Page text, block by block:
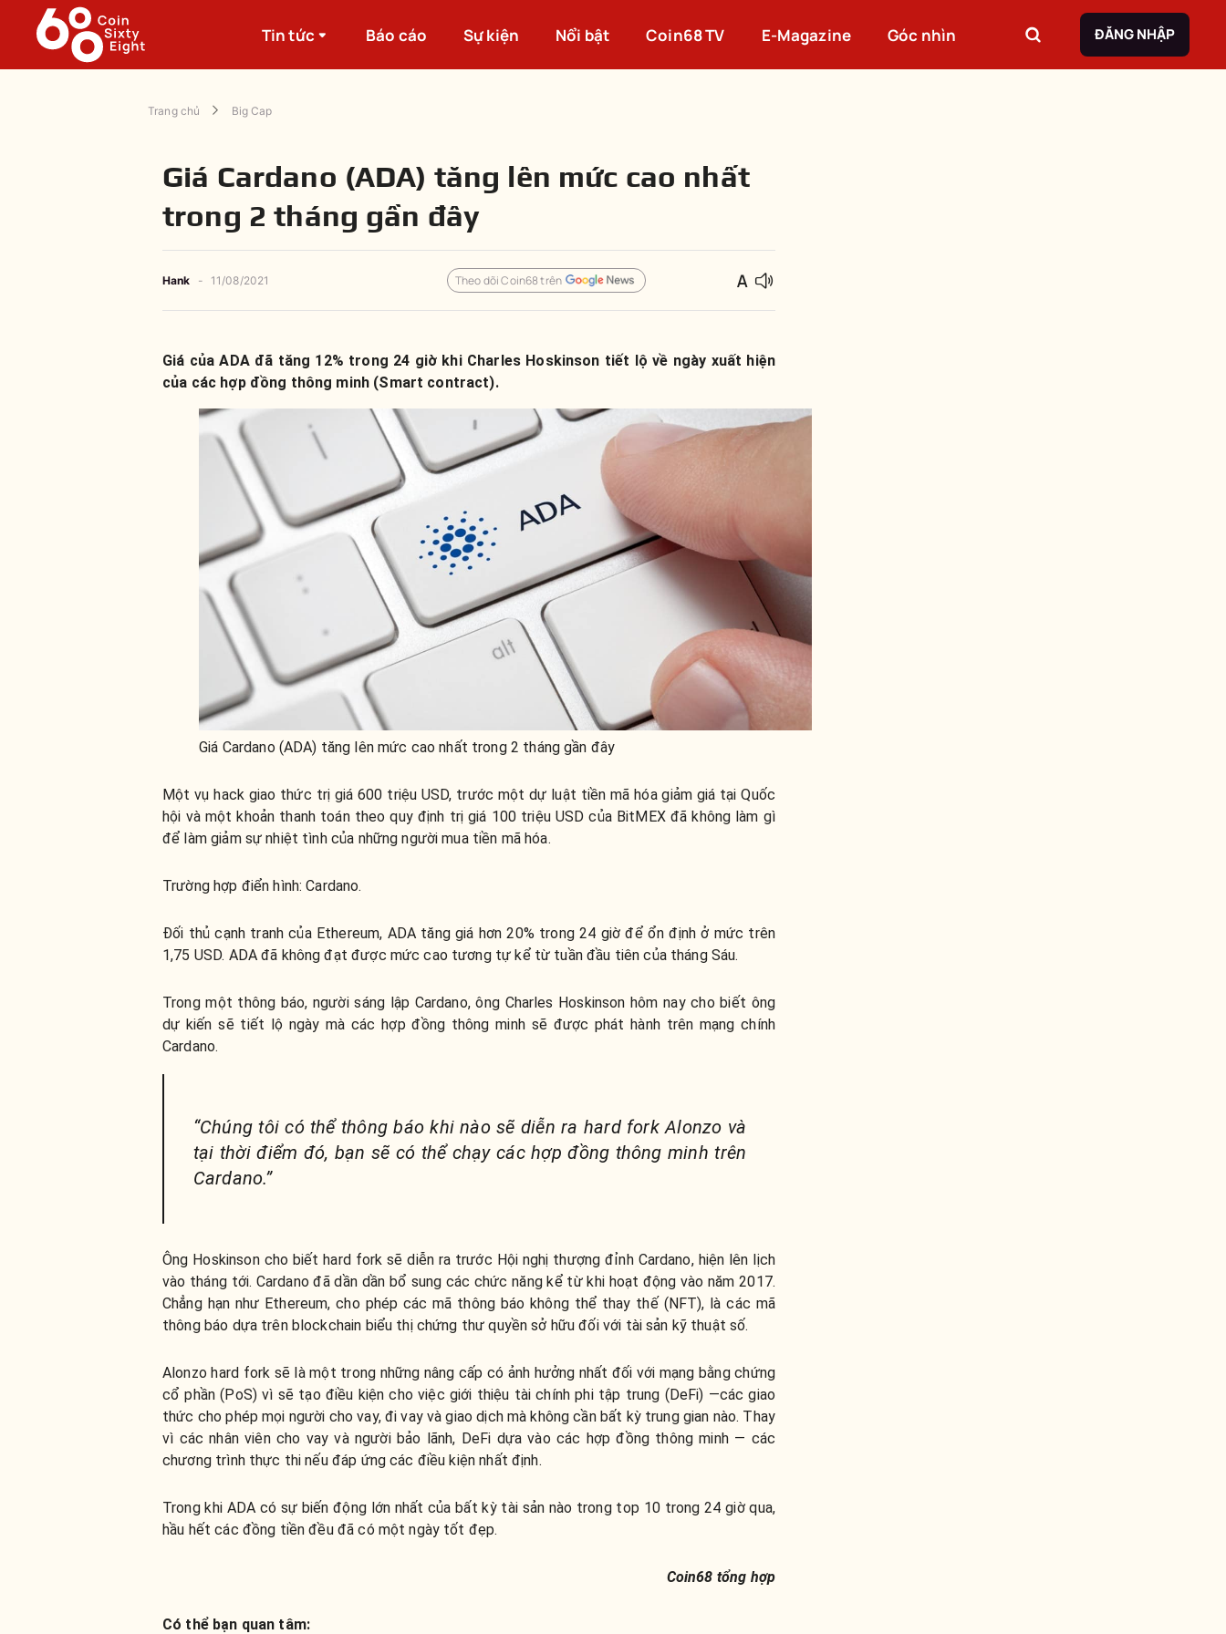
Tin tức Báo cáo Sự kiện Nổi bật Coin68 TV E-Magazine Góc nhìn ĐĂNG NHẬP
Trang chủ Big Cap
Giá Cardano (ADA) tăng lên mức cao nhất
trong 2 tháng gần đây
Hank - 11/08/2021 Theo dõi Coin68 trên
Giá của ADA đã tăng 12% trong 24 giờ khi Charles Hoskinson tiết lộ về ngày xuất hiện
của các hợp đồng thông minh (Smart contract).
Giá Cardano (ADA) tăng lên mức cao nhất trong 2 tháng gần đây
Một vụ hack giao thức trị giá 600 triệu USD, trước một dự luật tiền mã hóa giảm giá tại Quốc
hội và một khoản thanh toán theo quy định trị giá 100 triệu USD của BitMEX đã không làm gì
để làm giảm sự nhiệt tình của những người mua tiền mã hóa.
Trường hợp điển hình: Cardano.
Đối thủ cạnh tranh của Ethereum, ADA tăng giá hơn 20% trong 24 giờ để ổn định ở mức trên
1,75 USD. ADA đã không đạt được mức cao tương tự kể từ tuần đầu tiên của tháng Sáu.
Trong một thông báo, người sáng lập Cardano, ông Charles Hoskinson hôm nay cho biết ông
dự kiến sẽ tiết lộ ngày mà các hợp đồng thông minh sẽ được phát hành trên mạng chính
Cardano.
“Chúng tôi có thể thông báo khi nào sẽ diễn ra hard fork Alonzo và
tại thời điểm đó, bạn sẽ có thể chạy các hợp đồng thông minh trên
Cardano.”
Ông Hoskinson cho biết hard fork sẽ diễn ra trước Hội nghị thượng đỉnh Cardano, hiện lên lịch
vào tháng tới. Cardano đã dần dần bổ sung các chức năng kể từ khi hoạt động vào năm 2017.
Chẳng hạn như Ethereum, cho phép các mã thông báo không thể thay thế (NFT), là các mã
thông báo dựa trên blockchain biểu thị chứng thư quyền sở hữu đối với tài sản kỹ thuật số.
Alonzo hard fork sẽ là một trong những nâng cấp có ảnh hưởng nhất đối với mạng bằng chứng
cổ phần (PoS) vì sẽ tạo điều kiện cho việc giới thiệu tài chính phi tập trung (DeFi) —các giao
thức cho phép mọi người cho vay, đi vay và giao dịch mà không cần bất kỳ trung gian nào. Thay
vì các nhân viên cho vay và người bảo lãnh, DeFi dựa vào các hợp đồng thông minh — các
chương trình thực thi nếu đáp ứng các điều kiện nhất định.
Trong khi ADA có sự biến động lớn nhất của bất kỳ tài sản nào trong top 10 trong 24 giờ qua,
hầu hết các đồng tiền đều đã có một ngày tốt đẹp.
Coin68 tổng hợp
Có thể bạn quan tâm: